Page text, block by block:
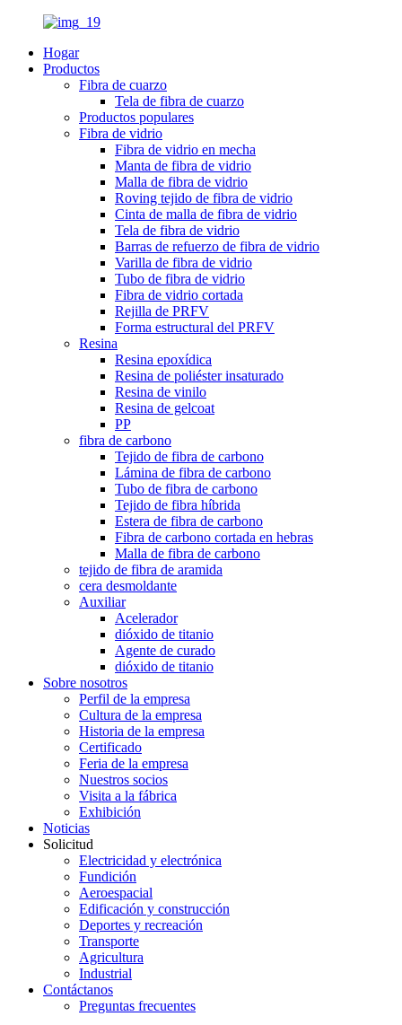
Hogar
Productos
Fibra de cuarzo
Tela de fibra de cuarzo
Productos populares
Fibra de vidrio
Fibra de vidrio en mecha
Manta de fibra de vidrio
Malla de fibra de vidrio
Roving tejido de fibra de vidrio
Cinta de malla de fibra de vidrio
Tela de fibra de vidrio
Barras de refuerzo de fibra de vidrio
Varilla de fibra de vidrio
Tubo de fibra de vidrio
Fibra de vidrio cortada
Rejilla de PRFV
Forma estructural del PRFV
Resina
Resina epoxídica
Resina de poliéster insaturado
Resina de vinilo
Resina de gelcoat
PP
fibra de carbono
Tejido de fibra de carbono
Lámina de fibra de carbono
Tubo de fibra de carbono
Tejido de fibra híbrida
Estera de fibra de carbono
Fibra de carbono cortada en hebras
Malla de fibra de carbono
tejido de fibra de aramida
cera desmoldante
Auxiliar
Acelerador
dióxido de titanio
Agente de curado
dióxido de titanio
Sobre nosotros
Perfil de la empresa
Cultura de la empresa
Historia de la empresa
Certificado
Feria de la empresa
Nuestros socios
Visita a la fábrica
Exhibición
Noticias
Solicitud
Electricidad y electrónica
Fundición
Aeroespacial
Edificación y construcción
Deportes y recreación
Transporte
Agricultura
Industrial
Contáctanos
Preguntas frecuentes